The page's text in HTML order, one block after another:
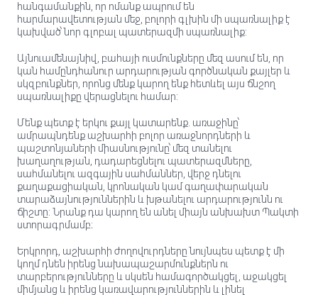
հանգամանքին, որ ոմանք ապրում են
հարմարավետության մեջ, բոլորի գլխին մի սպառնալիք է
կախված՝ նոր գլոբալ պատերազմի սպառնալիք:
Այնուամենայնիվ, բահայի ուսմունքները մեզ ասում են, որ
կան համընդհանուր արդարության գործնական քայլեր և
սկզբունքներ, որոնց մենք կարող ենք հետևել այս ճնշող
սպառնալիքը վերացնելու համար:
Մենք պետք է երկու քայլ կատարենք. առաջինը՝
ամրապնդենք աշխարհի բոլոր առաջնորդների և
պաշտոնյաների միասնությունը՝ մեզ տանելու
խաղաղության, դադարեցնելու պատերազմները,
սահմանելու ազգային սահմաններ, վերջ դնելու
քաղաքացիական, կրոնական կամ գաղափարական
տարաձայնություններին և խթանելու արդարությունն ու
ճիշտը: Նրանք դա կարող են անել միայն անխախտ Պակտի
ստորագրմամբ։
Երկրորդ, աշխարհի ժողովուրդները նույնպես պետք է մի
կողմ դնեն իրենց նախապաշարմունքներն ու
տարբերությունները և սկսեն համագործակցել, աջակցել
միմյանց և իրենց կառավարություններին և լինել